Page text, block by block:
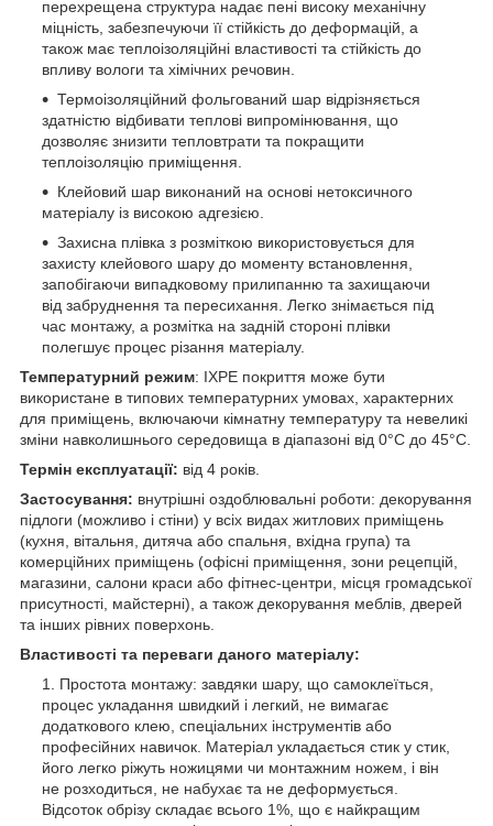
перехрещена структура надає пені високу механічну
міцність, забезпечуючи її стійкість до деформацій, а
також має теплоізоляційні властивості та стійкість до
впливу вологи та хімічних речовин.
Термоізоляційний фольгований шар відрізняється
здатністю відбивати теплові випромінювання, що
дозволяє знизити тепловтрати та покращити
теплоізоляцію приміщення.
Клейовий шар виконаний на основі нетоксичного
матеріалу із високою адгезією.
Захисна плівка з розміткою використовується для
захисту клейового шару до моменту встановлення,
запобігаючи випадковому прилипанню та захищаючи
від забруднення та пересихання. Легко знімається під
час монтажу, а розмітка на задній стороні плівки
полегшує процес різання матеріалу.
Температурний режим: IXPE покриття може бути
використане в типових температурних умовах, характерних
для приміщень, включаючи кімнатну температуру та невеликі
зміни навколишнього середовища в діапазоні від 0°C до 45°C.
Термін експлуатації: від 4 років.
Застосування: внутрішні оздоблювальні роботи: декорування
підлоги (можливо і стіни) у всіх видах житлових приміщень
(кухня, вітальня, дитяча або спальня, вхідна група) та
комерційних приміщень (офісні приміщення, зони рецепцій,
магазини, салони краси або фітнес-центри, місця громадської
присутності, майстерні), а також декорування меблів, дверей
та інших рівних поверхонь.
Властивості та переваги даного матеріалу:
Простота монтажу: завдяки шару, що самоклеїться,
процес укладання швидкий і легкий, не вимагає
додаткового клею, спеціальних інструментів або
професійних навичок. Матеріал укладається стик у стик,
його легко ріжуть ножицями чи монтажним ножем, і він
не розходиться, не набухає та не деформується.
Відсоток обрізу складає всього 1%, що є найкращим